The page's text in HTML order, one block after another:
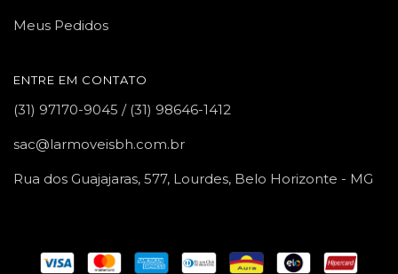
Meus Pedidos
ENTRE EM CONTATO
(31) 97170-9045 / (31) 98646-1412
sac@larmoveisbh.com.br
Rua dos Guajajaras, 577, Lourdes, Belo Horizonte - MG